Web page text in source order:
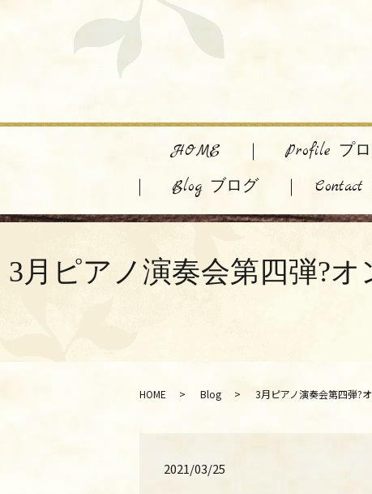
HOME Profile プ
Blog ブログ
3月ピアノ演奏会第四弾?
HOME Blog 3月ピアノ演奏会第四弾?
2021/03/25